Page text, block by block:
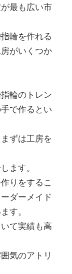
最も広い市
輪を作れる
がいくつか
輪のトレン
で作るとい
ずは工房を
ます。
りをするこ
ダーメイド
す。
て実績も高
気のアトリ